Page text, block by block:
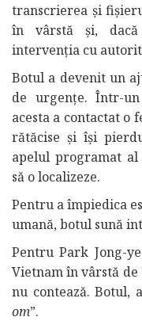
transcrierea și
în vârstă și, dacă
intervenția cu
Botul a devenit un
de urgențe. Într-
acesta a contactat o
rătăcise și își
apelul programat
să o localizeze.
Pentru a împiedica
umană, botul sună
Pentru Park Jong-
Vietnam în vârstă de
nu contează. Botul,
om”.